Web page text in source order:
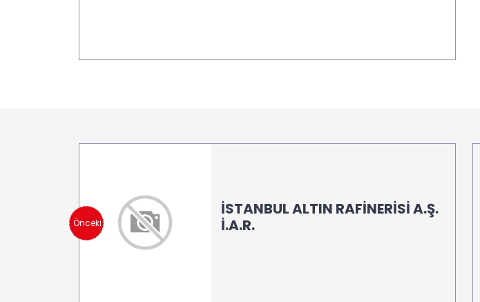
Önceki
İSTANBUL ALTIN RAFİNERİSİ A.Ş.
İ.A.R.